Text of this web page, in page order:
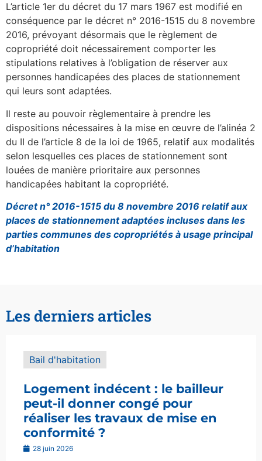
L’article 1er du décret du 17 mars 1967 est modifié en
conséquence par le décret n° 2016-1515 du 8 novembre
2016, prévoyant désormais que le règlement de
copropriété doit nécessairement comporter les
stipulations relatives à l’obligation de réserver aux
personnes handicapées des places de stationnement
qui leurs sont adaptées.
Il reste au pouvoir règlementaire à prendre les
dispositions nécessaires à la mise en œuvre de l’alinéa 2
du II de l’article 8 de la loi de 1965, relatif aux modalités
selon lesquelles ces places de stationnement sont
louées de manière prioritaire aux personnes
handicapées habitant la copropriété.
Décret n° 2016-1515 du 8 novembre 2016 relatif aux
places de stationnement adaptées incluses dans les
parties communes des copropriétés à usage principal
d’habitation
Les derniers articles
Bail d'habitation
Logement indécent : le bailleur
peut-il donner congé pour
réaliser les travaux de mise en
conformité ?
28 juin 2026